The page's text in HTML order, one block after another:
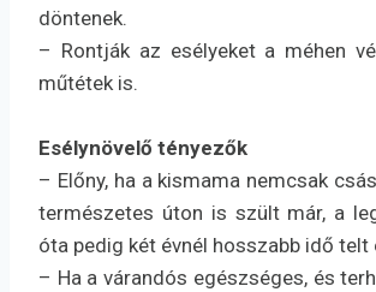
döntenek.
– Rontják az esélyeket a méhen
műtétek is.
Esélynövelő tényezők
– Előny, ha a kismama nemcsak
természetes úton is szült már, a
óta pedig két évnél hosszabb idő telt
– Ha a várandós egészséges, és